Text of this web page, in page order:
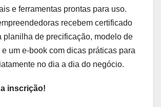
e ferramentas prontas para uso.
recebem certificado
planilha de precificação, modelo de
um e-book com dicas práticas para
no dia a dia do negócio.
inscrição!